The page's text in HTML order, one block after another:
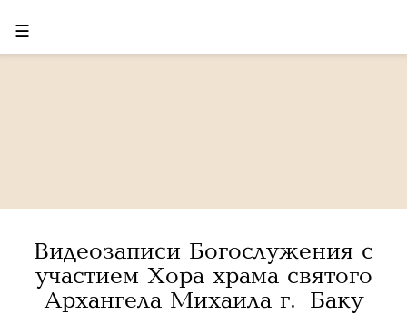
☰
Видеозаписи Богослужения с
участием Хора храма святого
Архангела Михаила г. Баку